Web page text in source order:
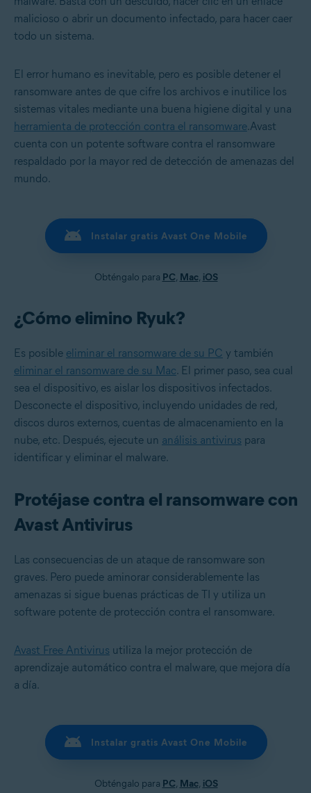
malicioso o abrir un documento infectado, para hacer caer
todo un sistema.
El error humano es inevitable, pero es posible detener el
ransomware antes de que cifre los archivos e inutilice los
sistemas vitales mediante una buena higiene digital y una
herramienta de protección contra el ransomware.Avast
cuenta con un potente software contra el ransomware
respaldado por la mayor red de detección de amenazas del
mundo.
Instalar gratis Avast One Mobile
Obténgalo para PC, Mac, iOS
¿Cómo elimino Ryuk?
Es posible eliminar el ransomware de su PC y también
eliminar el ransomware de su Mac. El primer paso, sea cual
sea el dispositivo, es aislar los dispositivos infectados.
Desconecte el dispositivo, incluyendo unidades de red,
discos duros externos, cuentas de almacenamiento en la
nube, etc. Después, ejecute un análisis antivirus para
identificar y eliminar el malware.
Protéjase contra el ransomware con
Avast Antivirus
Las consecuencias de un ataque de ransomware son
graves. Pero puede aminorar considerablemente las
amenazas si sigue buenas prácticas de TI y utiliza un
software potente de protección contra el ransomware.
Avast Free Antivirus utiliza la mejor protección de
aprendizaje automático contra el malware, que mejora día
a día.
Instalar gratis Avast One Mobile
Obténgalo para PC, Mac, iOS